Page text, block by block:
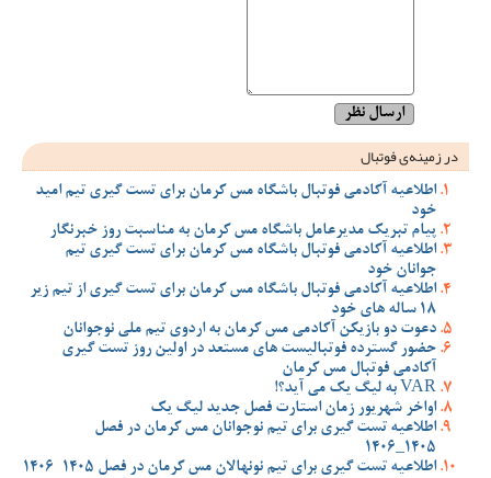
در زمینه‌ی فوتبال
اطلاعیه آکادمی فوتبال باشگاه مس کرمان برای تست گیری تیم امید
خود
پیام تبریک مدیرعامل باشگاه مس کرمان به مناسبت روز خبرنگار
اطلاعیه آکادمی فوتبال باشگاه مس کرمان برای تست گیری تیم
جوانان خود
اطلاعیه آکادمی فوتبال باشگاه مس کرمان برای تست گیری از تیم زیر
18 ساله های خود
دعوت دو بازیکن آکادمی مس کرمان به اردوی تیم ملی نوجوانان
حضور گسترده فوتبالیست های مستعد در اولین روز تست گیری
آکادمی فوتبال مس کرمان
VAR به لیگ یک می آید؟!
اواخر شهریور زمان استارت فصل جدید لیگ یک
اطلاعیه تست گیری برای تیم نوجوانان مس کرمان در فصل
1405_1406
اطلاعیه تست گیری برای تیم نونهالان مس کرمان در فصل 1405-1406